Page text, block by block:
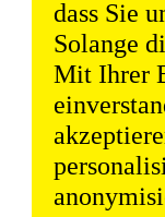
dass Sie
Solange
Mit Ihrer